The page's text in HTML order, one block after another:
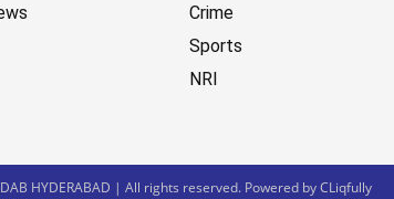
Crime
Sports
NRI
HYDERABAD | All rights reserved. Powered by CLiqfully